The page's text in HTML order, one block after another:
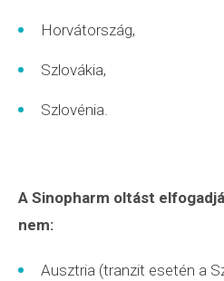
Horvátország,
Szlovákia,
Szlovénia.
A Sinopharm oltást
nem:
Ausztria (tranzit esetén a